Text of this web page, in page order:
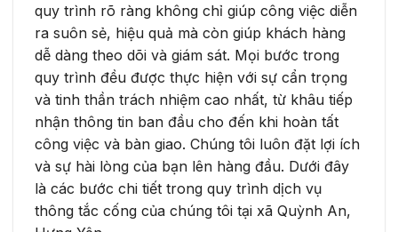
quy trình rõ ràng không chỉ giúp công việc diễn
ra suôn sẻ, hiệu quả mà còn giúp khách hàng
dễ dàng theo dõi và giám sát. Mọi bước trong
quy trình đều được thực hiện với sự cẩn trọng
và tinh thần trách nhiệm cao nhất, từ khâu tiếp
nhận thông tin ban đầu cho đến khi hoàn tất
công việc và bàn giao. Chúng tôi luôn đặt lợi ích
và sự hài lòng của bạn lên hàng đầu. Dưới đây
là các bước chi tiết trong quy trình dịch vụ
thông tắc cống của chúng tôi tại xã Quỳnh An,